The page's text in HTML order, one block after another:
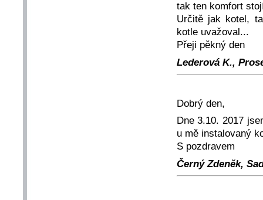
tak ten komfort
Určitě jak kotel,
kotle uvažoval...
Přeji pěkný den
Lederová K.,
Dobrý den,
Dne 3.10. 2017
u mě instalovaný
S pozdravem
Černý Zdeněk,